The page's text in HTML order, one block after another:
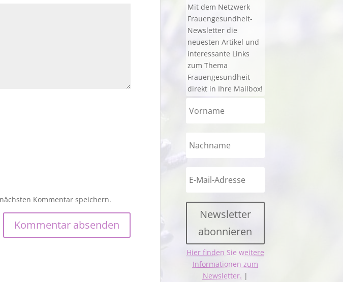
Kommentar speichern.
Mit dem Netzwerk
Frauengesundheit-
Newsletter die
neuesten Artikel und
interessante Links
zum Thema
Frauengesundheit
direkt in Ihre Mailbox!
Newsletter
abonnieren
Hier finden Sie weitere
Informationen zum
Newsletter. |